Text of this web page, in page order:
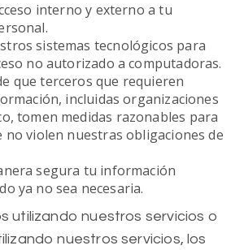
interno y externo a tu
sistemas tecnológicos para
no autorizado a computadoras.
que terceros que requieren
incluidas organizaciones
tomen medidas razonables para
no violen nuestras obligaciones de
segura tu información
ya no sea necesaria.
utilizando nuestros servicios o
nuestros servicios, los